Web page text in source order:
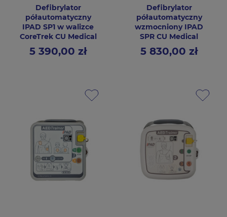
Defibrylator
półautomatyczny
IPAD SP1 w walizce
CoreTrek CU Medical
Cena
5 390,00 zł
Defibrylator
półautomatyczny
wzmocniony IPAD
SPR CU Medical
Cena
5 830,00 zł